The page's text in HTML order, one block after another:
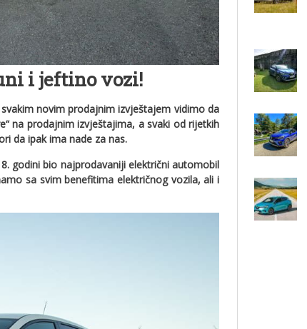
i jeftino vozi!
novim prodajnim izvještajem vidimo da
na prodajnim izvještajima, a svaki od rijetkih
da ipak ima nade za nas.
godini bio najprodavaniji električni automobil
sa svim benefitima električnog vozila, ali i